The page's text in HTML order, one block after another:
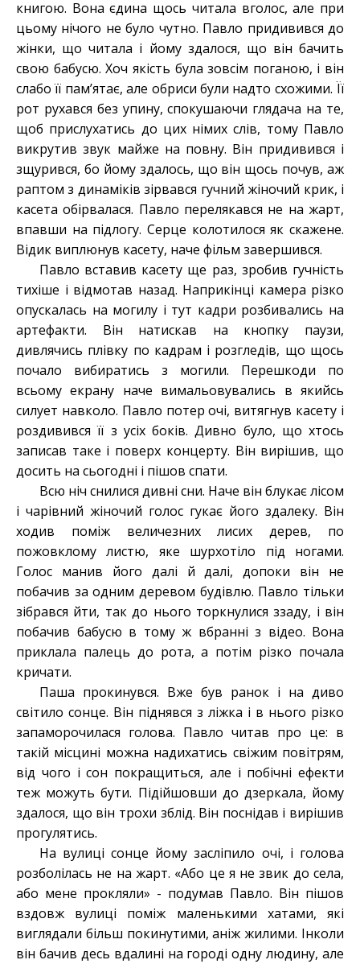
книгою. Вона єдина щось читала вголос, але при
цьому нічого не було чутно. Павло придивився до
жінки, що читала і йому здалося, що він бачить
свою бабусю. Хоч якість була зовсім поганою, і він
слабо її пам’ятає, але обриси були надто схожими. Її
рот рухався без упину, спокушаючи глядача на те,
щоб прислухатись до цих німих слів, тому Павло
викрутив звук майже на повну. Він придивився і
зщурився, бо йому здалось, що він щось почув, аж
раптом з динаміків зірвався гучний жіночий крик, і
касета обірвалася. Павло перелякався не на жарт,
впавши на підлогу. Серце колотилося як скажене.
Відик виплюнув касету, наче фільм завершився.
Павло вставив касету ще раз, зробив гучність
тихіше і відмотав назад. Наприкінці камера різко
опускалась на могилу і тут кадри розбивались на
артефакти. Він натискав на кнопку паузи,
дивлячись плівку по кадрам і розгледів, що щось
почало вибиратись з могили. Перешкоди по
всьому екрану наче вимальовувались в якийсь
силует навколо. Павло потер очі, витягнув касету і
роздивився її з усіх боків. Дивно було, що хтось
записав таке і поверх концерту. Він вирішив, що
досить на сьогодні і пішов спати.
Всю ніч снилися дивні сни. Наче він блукає лісом
і чарівний жіночий голос гукає його здалеку. Він
ходив поміж величезних лисих дерев, по
пожовклому листю, яке шурхотіло під ногами.
Голос манив його далі й далі, допоки він не
побачив за одним деревом будівлю. Павло тільки
зібрався йти, так до нього торкнулися ззаду, і він
побачив бабусю в тому ж вбранні з відео. Вона
приклала палець до рота, а потім різко почала
кричати.
Паша прокинувся. Вже був ранок і на диво
світило сонце. Він піднявся з ліжка і в нього різко
запаморочилася голова. Павло читав про це: в
такій місцині можна надихатись свіжим повітрям,
від чого і сон покращиться, але і побічні ефекти
теж можуть бути. Підійшовши до дзеркала, йому
здалося, що він трохи зблід. Він поснідав і вирішив
прогулятись.
На вулиці сонце йому засліпило очі, і голова
розболілась не на жарт. «Або це я не звик до села,
або мене прокляли» - подумав Павло. Він пішов
вздовж вулиці поміж маленькими хатами, які
виглядали більш покинутими, аніж жилими. Інколи
він бачив десь вдалині на городі одну людину, але